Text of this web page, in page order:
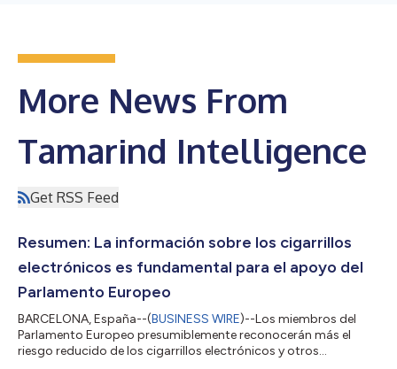
More News From
Tamarind Intelligence
Get RSS Feed
Resumen: La información sobre los cigarrillos
electrónicos es fundamental para el apoyo del
Parlamento Europeo
BARCELONA, España--(BUSINESS WIRE)--Los miembros del
Parlamento Europeo presumiblemente reconocerán más el
riesgo reducido de los cigarrillos electrónicos y otros